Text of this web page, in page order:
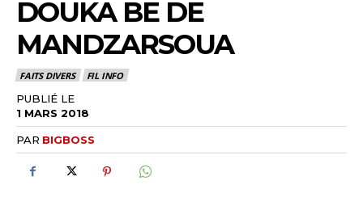
DOUKA BE DE
MANDZARSOUA
FAITS DIVERS FIL INFO
PUBLIÉ LE
1 MARS 2018
PAR BIGBOSS